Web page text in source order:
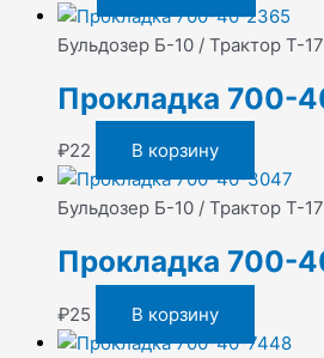
Бульдозер Б-10 / Трактор Т-
Прокладка 700-
₽22 В корзину
Бульдозер Б-10 / Трактор Т-
Прокладка 700-
₽25 В корзину